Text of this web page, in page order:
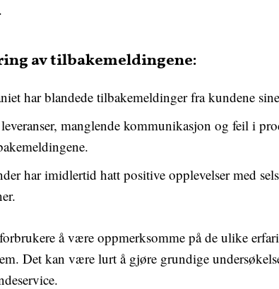
av tilbakemeldingene:
har blandede tilbakemeldinger fra kundene
manglende kommunikasjon og feil i
har imidlertid hatt positive opplevelser med
å være oppmerksomme på de ulike
Det kan være lurt å gjøre grundige